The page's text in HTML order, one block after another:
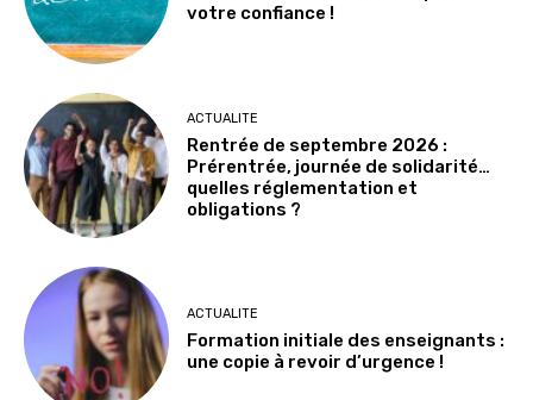
votre confiance !
ACTUALITE
Rentrée de septembre 2026 :
Prérentrée, journée de solidarité…
quelles réglementation et
obligations ?
ACTUALITE
Formation initiale des enseignants :
une copie à revoir d’urgence !